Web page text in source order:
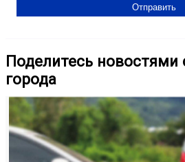
Поделитесь
города